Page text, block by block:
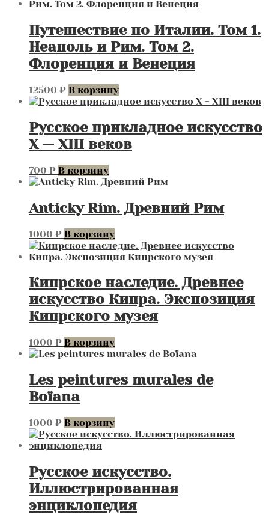
Путешествие по Италии. Том 1.
Неаполь и Рим. Том 2.
Флоренция и Венеция
12500 ₽ В корзину
Русское прикладное искусство
X — XIII веков
700 ₽ В корзину
Anticky Rim. Древний Рим
1000 ₽ В корзину
Кипрское наследие. Древнее
искусство Кипра. Экспозиция
Кипрского музея
1000 ₽ В корзину
Les peintures murales de
Boїana
1000 ₽ В корзину
Русское искусство.
Иллюстрированная
энциклопедия